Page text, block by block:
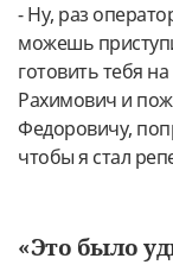
- Ну, раз
можешь
готовить тебя
Рахимович и
Федоровичу,
чтобы я стал
«Это было